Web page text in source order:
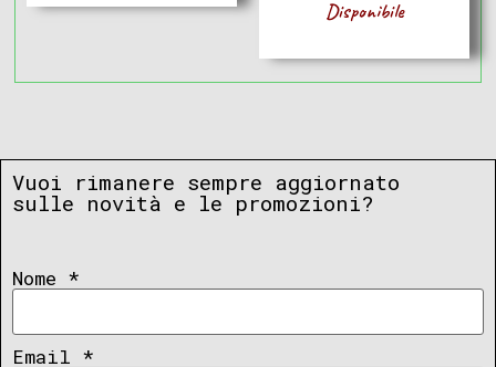
Disponibile
Vuoi rimanere sempre aggiornato
sulle novità e le promozioni?
Nome *
Email *